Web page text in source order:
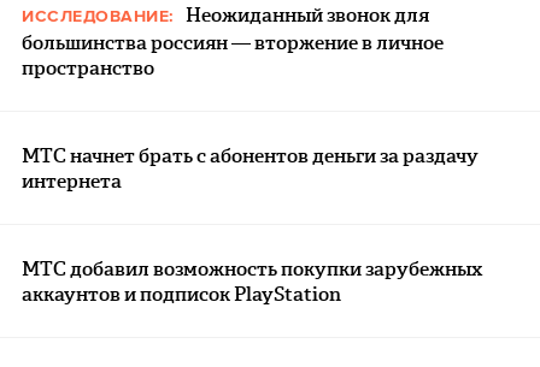
ИССЛЕДОВАНИЕ:
Неожиданный звонок для
большинства россиян — вторжение в личное
пространство
МТС начнет брать с абонентов деньги за раздачу
интернета
МТС добавил возможность покупки зарубежных
аккаунтов и подписок PlayStation